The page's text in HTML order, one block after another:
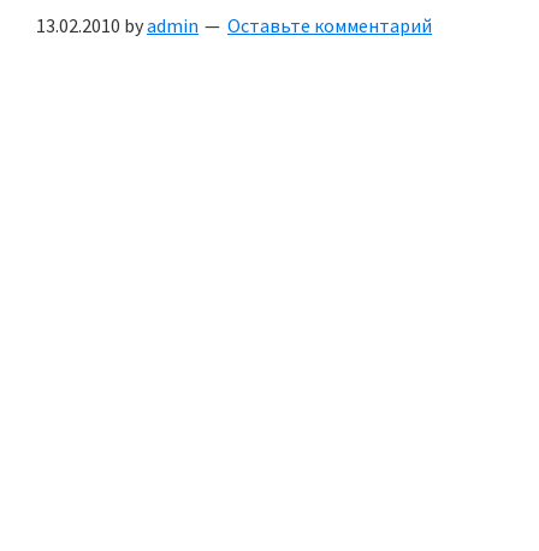
родителей.
13.02.2010 byadmin Оставьте комментарий